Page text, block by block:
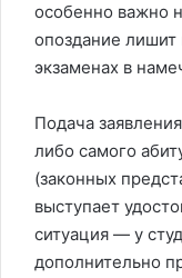
особенно важно
опоздание лишит
экзаменах в
Подача
либо самого
(законных
выступает
ситуация — у
дополнительно